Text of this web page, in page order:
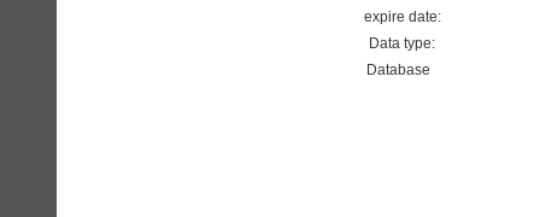
expire date:
Data type:
Database